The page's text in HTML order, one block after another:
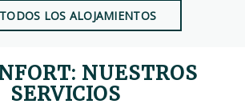
LOS ALOJAMIENTOS
NUESTROS
SERVICIOS